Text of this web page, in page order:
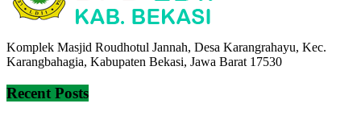
Komplek Masjid Roudhotul Jannah, Desa Karangrahayu, Kec.
Karangbahagia, Kabupaten Bekasi, Jawa Barat 17530
Recent Posts